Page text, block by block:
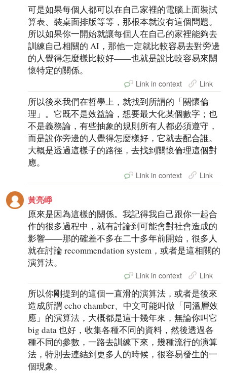
可是如果每個人都可以在自己家裡的電腦上面裝試
算表、裝桌面排版等等，那根本就沒有這個問題。
所以如果你一開始就讓每個人在自己的家裡能夠去
訓練自己相關的 AI，那他一定就比較容易去對旁邊
的人覺得怎麼樣比較好——也就是說比較容易來關
懷特定的關係。
Link in context Link
所以後來我們在哲學上，就找到所謂的「關懷倫
理」。它既不是效益論，想要最大化某個數字；也
不是義務論，有些抽象的規則所有人都必須遵守，
而是說你旁邊的人覺得怎麼樣好，它就去配合誰。
大概是透過這樣子的路徑，去找到關懷倫理這個對
應。
Link in context Link
黃亮崢
原來是因為這樣的關係。我記得我自己跟你一起合
作的很多過程中，就有討論到可能會對社會造成的
影響——那的確差不多在二十多年前開始，很多人
就在討論 recommendation system，或者是這相關的
演算法。
Link in context Link
所以你剛提到的這個一直滑的演算法，或者是後來
造成所謂 echo chamber、中文可能叫做「同溫層效
應」的演算法，大概都是這十幾年來，無論你叫它
big data 也好，收集各種不同的資料，然後透過各
種不同的參數，一路去訓練下來，幾種流行的演算
法，特別去連結到更多人的時候，很容易發生的一
個現象。